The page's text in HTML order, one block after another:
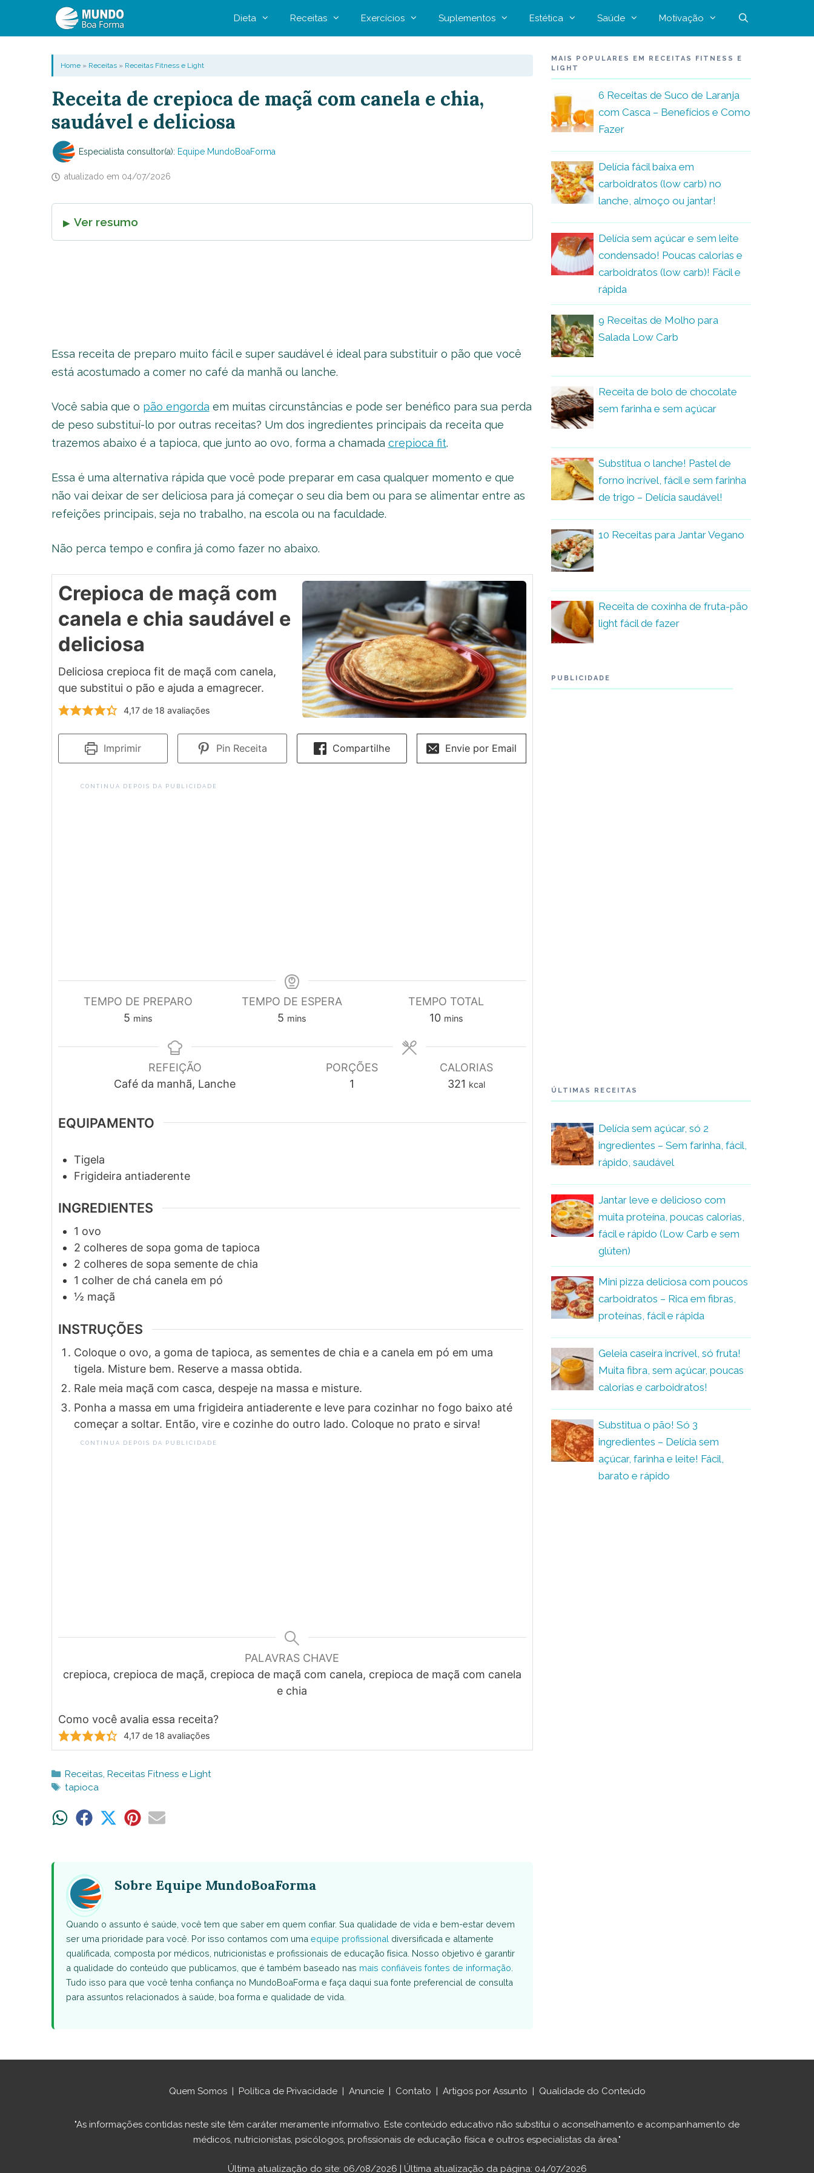
Dieta Receitas Exercícios Suplementos Estética Saúde Motivação
Home» Receitas» Receitas Fitness e Light
Receita de crepioca de maçã com canela e chia,
saudável e deliciosa
Especialista consultor(a): Equipe MundoBoaForma
atualizado em 04/07/2026
Ver resumo
Essa receita de preparo muito fácil e super saudável é ideal para substituir o pão que você
está acostumado a comer no café da manhã ou lanche.
Você sabia que o pão engorda em muitas circunstâncias e pode ser benéfico para sua perda
de peso substituí-lo por outras receitas? Um dos ingredientes principais da receita que
trazemos abaixo é a tapioca, que junto ao ovo, forma a chamada crepioca fit.
Essa é uma alternativa rápida que você pode preparar em casa qualquer momento e que
não vai deixar de ser deliciosa para já começar o seu dia bem ou para se alimentar entre as
refeições principais, seja no trabalho, na escola ou na faculdade.
Não perca tempo e confira já como fazer no abaixo.
Crepioca de maçã com
canela e chia saudável e
deliciosa
Deliciosa crepioca fit de maçã com canela,
que substitui o pão e ajuda a emagrecer.
4,17 de 18 avaliações
Imprimir Pin Receita Compartilhe Envie por Email
CONTINUA DEPOIS DA PUBLICIDADE
TEMPO DE PREPARO
5minutes
mins
TEMPO DE ESPERA
5 minutes
mins
TEMPO TOTAL
10minutes
mins
REFEIÇÃO
Café da manhã, Lanche
PORÇÕES
1
CALORIAS
321 kcal
EQUIPAMENTO
Tigela
Frigideira antiaderente
INGREDIENTES
1 ovo
2 colheres de sopa goma de tapioca
2 colheres de sopa semente de chia
1 colher de chá canela em pó
½ maçã
INSTRUÇÕES
Coloque o ovo, a goma de tapioca, as sementes de chia e a canela em pó em uma
tigela. Misture bem. Reserve a massa obtida.
Rale meia maçã com casca, despeje na massa e misture.
Ponha a massa em uma frigideira antiaderente e leve para cozinhar no fogo baixo até
começar a soltar. Então, vire e cozinhe do outro lado. Coloque no prato e sirva!
CONTINUA DEPOIS DA PUBLICIDADE
PALAVRAS CHAVE
crepioca, crepioca de maçã, crepioca de maçã com canela, crepioca de maçã com canela
e chia
Como você avalia essa receita?
4,17 de 18 avaliações
Categorias
Receitas Receitas Fitness e Light
Tags
tapioca
ShareShare ShareShareShare
Sobre Equipe MundoBoaForma
Quando o assunto é saúde, você tem que saber em quem confiar. Sua qualidade de vida e bem-estar devem
ser uma prioridade para você. Por isso contamos com uma equipe profissional diversificada e altamente
qualificada, composta por médicos, nutricionistas e profissionais de educação física. Nosso objetivo é garantir
a qualidade do conteúdo que publicamos, que é também baseado nas mais confiáveis fontes de informação
Tudo isso para que você tenha confiança no MundoBoaForma e faça daqui sua fonte preferencial de consulta
para assuntos relacionados à saúde, boa forma e qualidade de vida.
MAIS POPULARES EM RECEITAS FITNESS E
LIGHT
6 Receitas de Suco de Laranja
com Casca – Benefícios e Como
Fazer
Delícia fácil baixa em
carboidratos (low carb) no
lanche, almoço ou jantar!
Delícia sem açúcar e sem leite
condensado! Poucas calorias e
carboidratos (low carb)! Fácil e
rápida
9 Receitas de Molho para
Salada Low Carb
Receita de bolo de chocolate
sem farinha e sem açúcar
Substitua o lanche! Pastel de
forno incrível, fácil e sem farinha
de trigo – Delícia saudável!
10 Receitas para Jantar Vegano
Receita de coxinha de fruta-pão
light fácil de fazer
PUBLICIDADE
ÚLTIMAS RECEITAS
Delícia sem açúcar, só 2
ingredientes – Sem farinha, fácil,
rápido, saudável
Jantar leve e delicioso com
muita proteína, poucas calorias,
fácil e rápido (Low Carb e sem
glúten)
Mini pizza deliciosa com poucos
carboidratos – Rica em fibras,
proteínas, fácil e rápida
Geleia caseira incrível, só fruta!
Muita fibra, sem açúcar, poucas
calorias e carboidratos!
Substitua o pão! Só 3
ingredientes – Delícia sem
açúcar, farinha e leite! Fácil,
barato e rápido
Quem Somos| Política de Privacidade| Anuncie| Contato | Artigos por Assunto | Qualidade do Conteúdo
"As informações contidas neste site têm caráter meramente informativo. Este conteúdo educativo não substitui o aconselhamento e acompanhamento de
médicos, nutricionistas, psicólogos, profissionais de educação física e outros especialistas da área."
Última atualização do site: 06/08/2026 | Última atualização da página: 04/07/2026